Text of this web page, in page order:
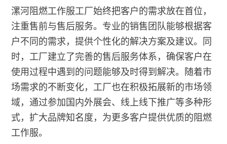
漯河阻燃工作服工厂始终把客户的需求放在首位，
注重售前与售后服务。专业的销售团队能够根据客
户不同的需求，提供个性化的解决方案及建议。同
时，工厂建立了完善的售后服务体系，确保客户在
使用过程中遇到的问题能够及时得到解决。随着市
场需求的不断变化，工厂也在积极拓展新的市场领
域，通过参加国内外展会、线上线下推广等多种形
式，扩大品牌知名度，为更多客户提供优质的阻燃
工作服。